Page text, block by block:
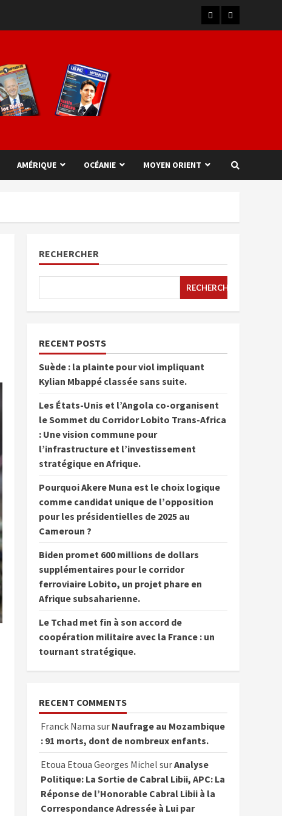
AMÉRIQUE OCÉANIE MOYEN ORIENT
RECHERCHER
RECHERCHER
RECENT POSTS
Suède : la plainte pour viol impliquant
Kylian Mbappé classée sans suite.
Les États-Unis et l’Angola co-organisent
le Sommet du Corridor Lobito Trans-Africa
: Une vision commune pour
l’infrastructure et l’investissement
stratégique en Afrique.
Pourquoi Akere Muna est le choix logique
comme candidat unique de l’opposition
pour les présidentielles de 2025 au
Cameroun ?
Biden promet 600 millions de dollars
supplémentaires pour le corridor
ferroviaire Lobito, un projet phare en
Afrique subsaharienne.
Le Tchad met fin à son accord de
coopération militaire avec la France : un
tournant stratégique.
RECENT COMMENTS
Franck Nama sur Naufrage au Mozambique
: 91 morts, dont de nombreux enfants.
Etoua Etoua Georges Michel surAnalyse
Politique: La Sortie de Cabral Libii, APC: La
Réponse de l’Honorable Cabral Libii à la
Correspondance Adressée à Lui par